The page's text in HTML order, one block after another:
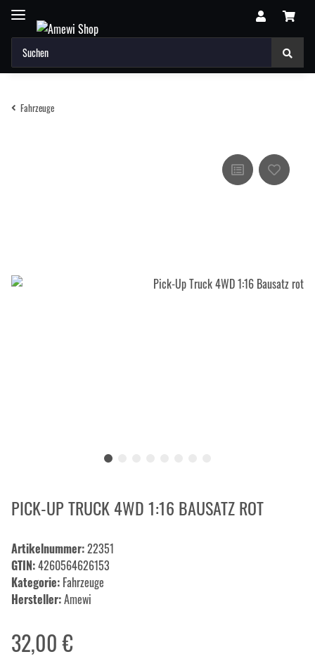
Fahrzeuge
PICK-UP TRUCK 4WD 1:16 BAUSATZ ROT
Artikelnummer:22351
GTIN:4260564626153
Kategorie: Fahrzeuge
Hersteller:Amewi
32,00 €